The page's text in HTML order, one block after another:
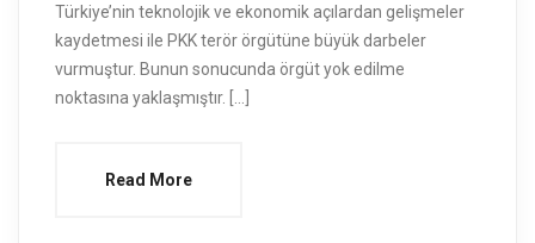
Türkiye’nin teknolojik ve ekonomik açılardan gelişmeler
kaydetmesi ile PKK terör örgütüne büyük darbeler
vurmuştur. Bunun sonucunda örgüt yok edilme
noktasına yaklaşmıştır. […]
Read More